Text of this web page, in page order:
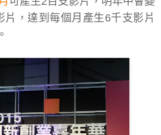
片，達到每個月產生6千支影片